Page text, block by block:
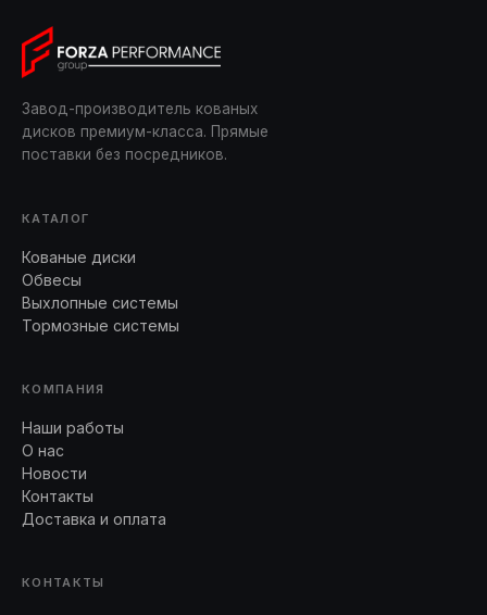
Завод-производитель кованых
дисков премиум-класса. Прямые
поставки без посредников.
КАТАЛОГ
Кованые диски
Обвесы
Выхлопные системы
Тормозные системы
КОМПАНИЯ
Наши работы
О нас
Новости
Контакты
Доставка и оплата
КОНТАКТЫ